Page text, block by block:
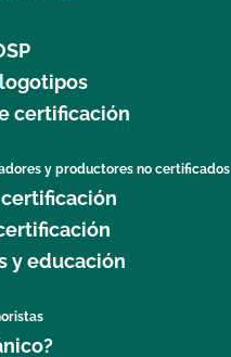
certificación
y productores no certificados
certificación
y educación